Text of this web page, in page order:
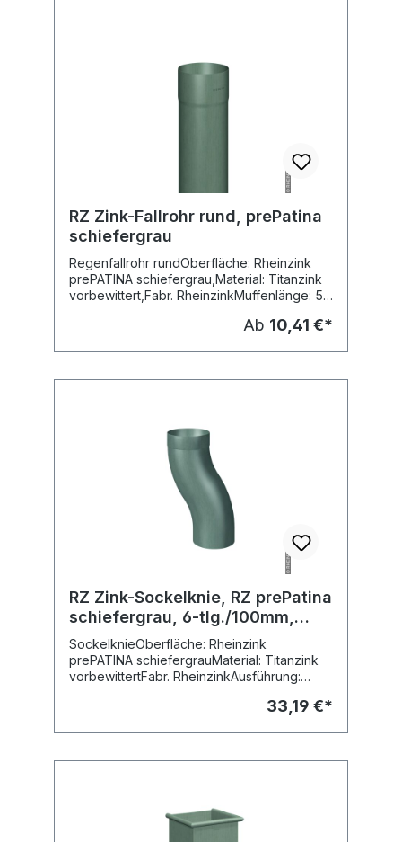
RZ Zink-Fallrohr rund, prePatina
schiefergrau
Regenfallrohr rundOberfläche: Rheinzink
prePATINA schiefergrau,Material: Titanzink
vorbewittert,Fabr. RheinzinkMuffenlänge: 50
Ab 10,41 €*
RZ Zink-Sockelknie, RZ prePatina
schiefergrau, 6-tlg./100mm,
Ausladung 60mm
SockelknieOberfläche: Rheinzink
prePATINA schiefergrauMaterial: Titanzink
vorbewittertFabr. RheinzinkAusführung:
33,19 €*